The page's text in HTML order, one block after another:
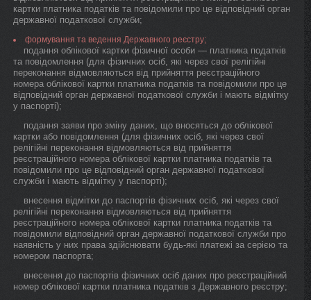
картки платника податків та повідомили про це відповідний орган
державної податкової служби;
формування та ведення Державного реєстру;
подання облікової картки фізичної особи — платника податків
та повідомлення (для фізичних осіб, які через свої релігійні
переконання відмовляються від прийняття реєстраційного
номера облікової картки платника податків та повідомили про це
відповідний орган державної податкової служби і мають відмітку
у паспорті);
подання заяви про зміну даних, що вносяться до облікової
картки або повідомлення (для фізичних осіб, які через свої
релігійні переконання відмовляються від прийняття
реєстраційного номера облікової картки платника податків та
повідомили про це відповідний орган державної податкової
служби і мають відмітку у паспорті);
внесення відмітки до паспортів фізичних осіб, які через свої
релігійні переконання відмовляються від прийняття
реєстраційного номера облікової картки платника податків та
повідомили відповідний орган державної податкової служби про
наявність у них права здійснювати будь-які платежі за серією та
номером паспорта;
внесення до паспортів фізичних осіб даних про реєстраційний
номер облікової картки платника податків з Державного реєстру;